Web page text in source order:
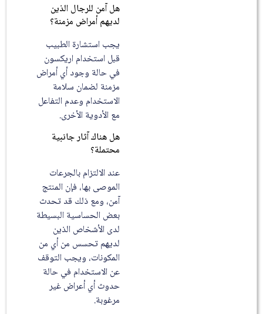
هل آمن للرجال الذين
لديهم أمراض مزمنة؟
يجب استشارة الطبيب
قبل استخدام اريكسون
في حالة وجود أي أمراض
مزمنة لضمان سلامة
الاستخدام وعدم التفاعل
مع الأدوية الأخرى.
هل هناك آثار جانبية
محتملة؟
عند الالتزام بالجرعات
الموصى بها، فإن المنتج
آمن، ومع ذلك قد تحدث
بعض الحساسية البسيطة
لدى الأشخاص الذين
لديهم تحسس من أي من
المكونات، ويجب التوقف
عن الاستخدام في حالة
حدوث أي أعراض غير
مرغوبة.